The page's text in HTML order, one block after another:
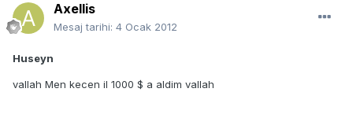
Axellis
Mesaj tarihi: 4 Ocak 2012
Huseyn
vallah Men kecen il 1000 $ a aldim vallah